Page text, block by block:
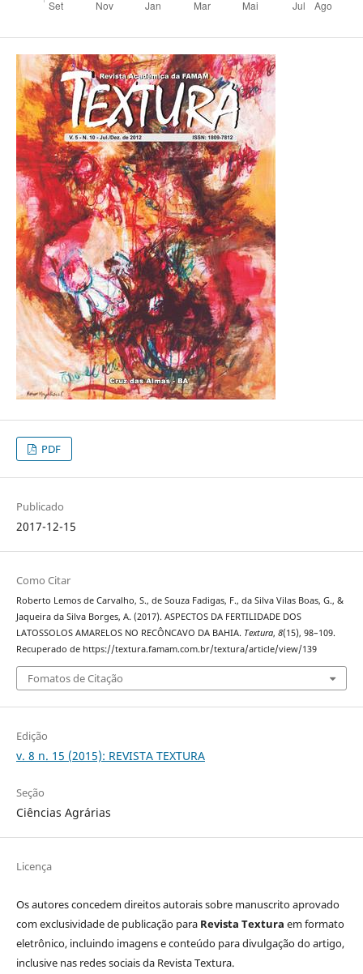
PDF
Publicado
2017-12-15
Como Citar
Roberto Lemos de Carvalho, S., de Souza Fadigas, F., da Silva Vilas Boas, G., &
Jaqueira da Silva Borges, A. (2017). ASPECTOS DA FERTILIDADE DOS
LATOSSOLOS AMARELOS NO RECÔNCAVO DA BAHIA. Textura, 8(15), 98–109.
Recuperado de https://textura.famam.com.br/textura/article/view/139
Fomatos de Citação
Edição
v. 8 n. 15 (2015): REVISTA TEXTURA
Seção
Ciências Agrárias
Licença
Os autores concedem direitos autorais sobre manuscrito aprovado
com exclusividade de publicação para Revista Textura em formato
eletrônico, incluindo imagens e conteúdo para divulgação do artigo,
inclusive nas redes sociais da Revista Textura.